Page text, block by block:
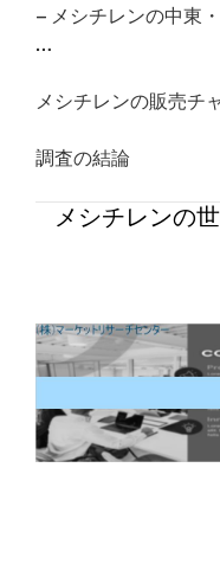
– メシチレンの中東
…
メシチレンの販売チ
調査の結論
メシチレンの